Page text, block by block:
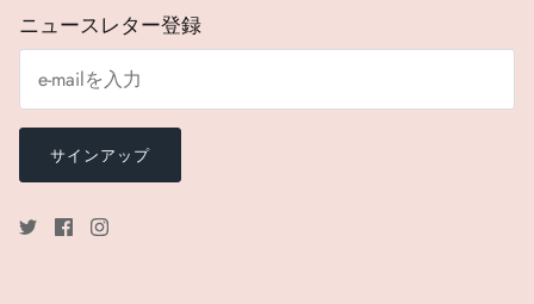
ニュースレター登録
サインアップ